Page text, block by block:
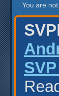
You are not